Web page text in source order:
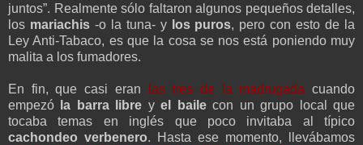
juntos”. Realmente sólo faltaron algunos pequeños detalles,
los mariachis-o la tuna- y los puros, pero con esto de la
Ley Anti-Tabaco, es que la cosa se nos está poniendo muy
malita a los fumadores.
En fin, que casi eran las tres de la madrugada cuando
empezó
la barra libre yel bailecon un grupo local que
tocaba temas en inglés que poco invitaba al típico
cachondeo verbenero. Hasta ese momento, llevábamos